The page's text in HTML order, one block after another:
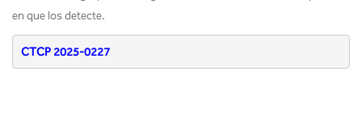
en que los detecte.
CTCP 2025-0227